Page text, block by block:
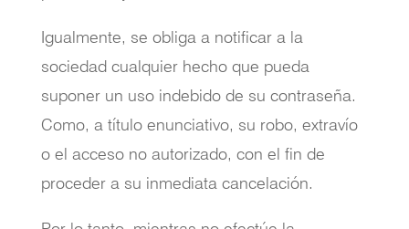
Igualmente, se obliga a notificar a la
sociedad cualquier hecho que pueda
suponer un uso indebido de su contraseña.
Como, a título enunciativo, su robo, extravío
o el acceso no autorizado, con el fin de
proceder a su inmediata cancelación.